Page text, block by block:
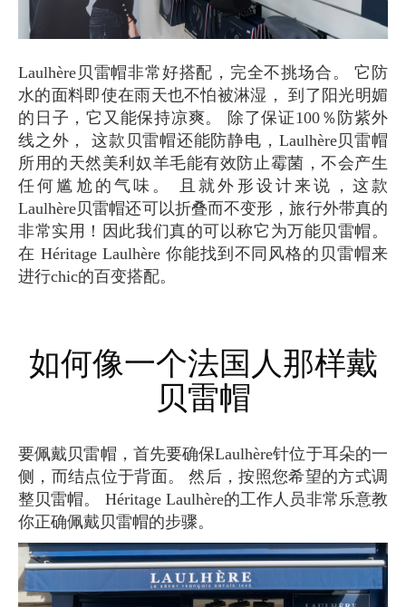
Laulhère贝雷帽非常好搭配，完全不挑场合。 它防
水的面料即使在雨天也不怕被淋湿， 到了阳光明媚
的日子，它又能保持凉爽。 除了保证100％防紫外
线之外， 这款贝雷帽还能防静电，Laulhère贝雷帽
所用的天然美利奴羊毛能有效防止霉菌，不会产生
任何尴尬的气味。 且就外形设计来说，这款
Laulhère贝雷帽还可以折叠而不变形，旅行外带真的
非常实用！因此我们真的可以称它为万能贝雷帽。
在 Héritage Laulhère 你能找到不同风格的贝雷帽来
进行chic的百变搭配。
如何像一个法国人那样戴
贝雷帽
要佩戴贝雷帽，首先要确保Laulhère针位于耳朵的一
侧，而结点位于背面。 然后，按照您希望的方式调
整贝雷帽。 Héritage Laulhère的工作人员非常乐意教
你正确佩戴贝雷帽的步骤。